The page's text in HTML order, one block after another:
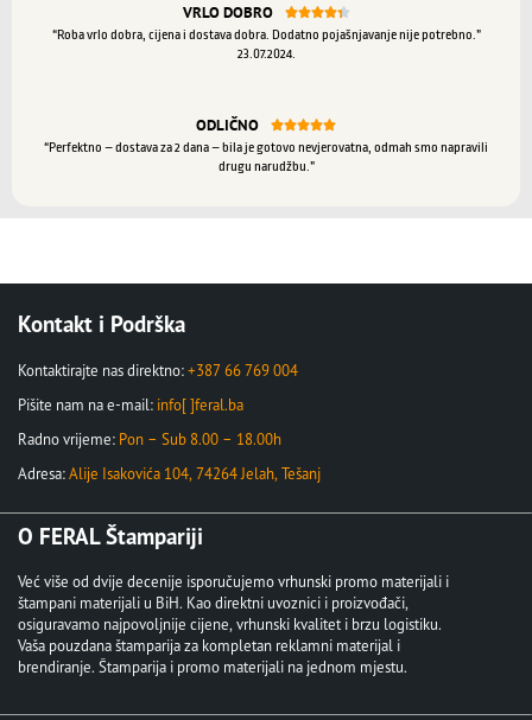
VRLO DOBRO 
“Roba vrlo dobra, cijena i dostava dobra. Dodatno pojašnjavanje nije potrebno.”
23.07.2024.
ODLIČNO 
“Perfektno – dostava za 2 dana – bila je gotovo nevjerovatna, odmah smo napravili
drugu narudžbu.”
Kontakt i Podrška
Kontaktirajte nas direktno:+387 66 769 004
Pišite nam na e-mail: info[ ]feral.ba
Radno vrijeme: Pon – Sub 8.00 – 18.00h
Adresa:Alije Isakovića 104, 74264 Jelah, Tešanj
O FERAL Štampariji
Već više od dvije decenije isporučujemo vrhunski promo materijali i
štampani materijali u BiH. Kao direktni uvoznici i proizvođači,
osiguravamo najpovoljnije cijene, vrhunski kvalitet i brzu logistiku.
Vaša pouzdana štamparija za kompletan reklamni materijal i
brendiranje. Štamparija i promo materijali na jednom mjestu.